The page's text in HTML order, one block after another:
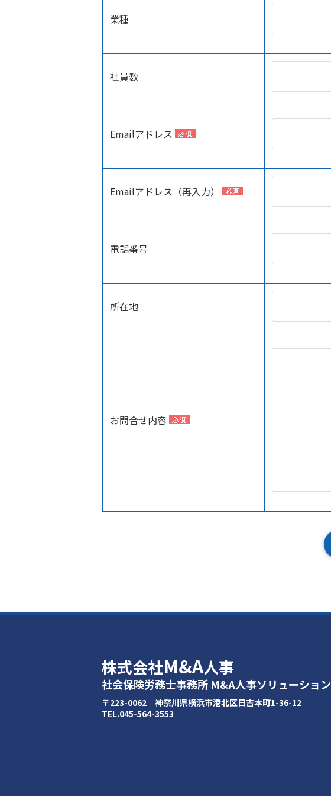
業種
社員数
Emailアドレス
Emailアドレス（再入力）
電話番号
所在地
お問合せ内容
株式会社M&A人事
社会保険労務士事務所 M&A人事ソリューション
〒223-0062 神奈川県横浜市港北区日吉本町1-36-12
TEL.045-564-3553